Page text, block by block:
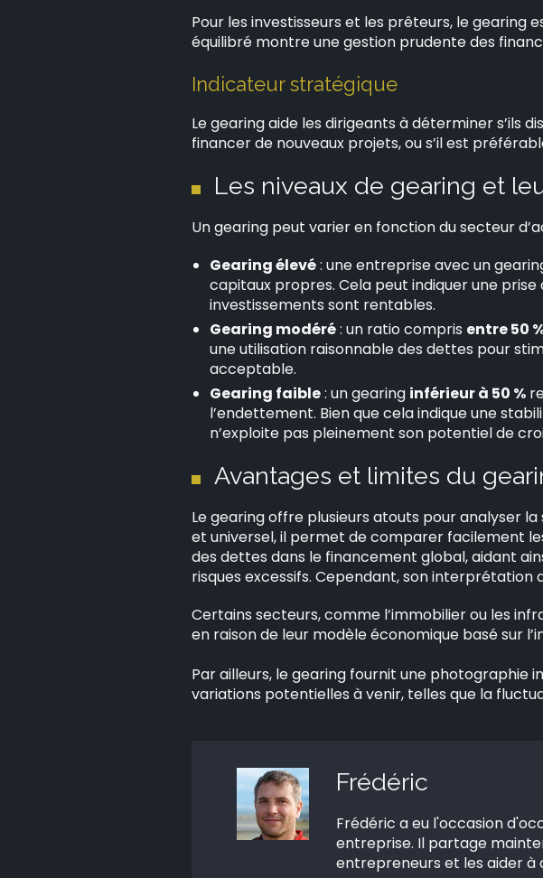
Pour les investisseurs et les prêteurs, le gearing
équilibré montre une gestion prudente des
Indicateur stratégique
Le gearing aide les dirigeants à déterminer s’ils
financer de nouveaux projets, ou s’il est
Les niveaux de gearing et
Un gearing peut varier en fonction du secteur
Gearing élevé: une entreprise avec un
capitaux propres. Cela peut indiquer une
investissements sont rentables.
Gearing modéré: un ratio compris entre 50
une utilisation raisonnable des dettes pour
acceptable.
Gearing faible: un gearing inférieur à 50 %
l’endettement. Bien que cela indique une
n’exploite pas pleinement son potentiel de
Avantages et limites du
Le gearing offre plusieurs atouts pour analyser
et universel, il permet de comparer facilement
des dettes dans le financement global, aidant
risques excessifs. Cependant, son
Certains secteurs, comme l’immobilier ou les
en raison de leur modèle économique basé sur
Par ailleurs, le gearing fournit une photographie
variations potentielles à venir, telles que la
Frédéric
Frédéric a eu l'occasion
entreprise. Il partage
entrepreneurs et les aider à